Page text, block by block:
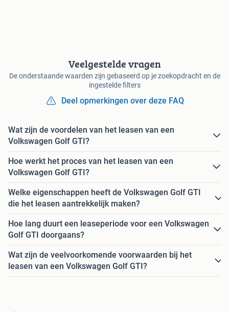
Veelgestelde vragen
De onderstaande waarden zijn gebaseerd op je zoekopdracht en de
ingestelde filters
Deel opmerkingen over deze FAQ
Wat zijn de voordelen van het leasen van een
Volkswagen Golf GTI?
Hoe werkt het proces van het leasen van een
Volkswagen Golf GTI?
Welke eigenschappen heeft de Volkswagen Golf GTI
die het leasen aantrekkelijk maken?
Hoe lang duurt een leaseperiode voor een Volkswagen
Golf GTI doorgaans?
Wat zijn de veelvoorkomende voorwaarden bij het
leasen van een Volkswagen Golf GTI?